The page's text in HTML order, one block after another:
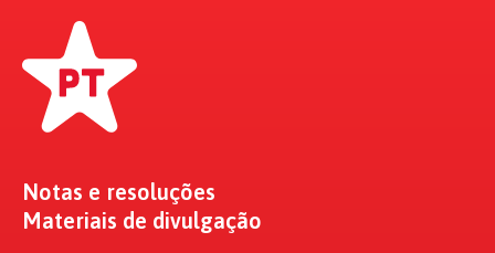
Notas e resoluções
Materiais de divulgação